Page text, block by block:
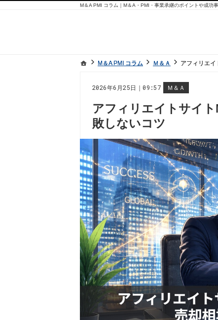
ホームM＆A PMI コラム Ｍ＆Ａ アフィリエ
2026年6月25日｜09:57 Ｍ＆Ａ
アフィリエイトサイ
敗しないコツ
M＆A PMI コラム｜M＆A・PMI・事業承継のポイントや成功
ホームM＆A PMI コラム Ｍ＆Ａ アフィリエ